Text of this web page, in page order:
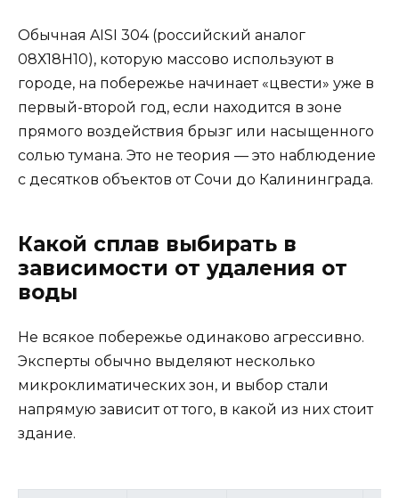
Обычная AISI 304 (российский аналог
08Х18Н10), которую массово используют в
городе, на побережье начинает «цвести» уже в
первый-второй год, если находится в зоне
прямого воздействия брызг или насыщенного
солью тумана. Это не теория — это наблюдение
с десятков объектов от Сочи до Калининграда.
Какой сплав выбирать в
зависимости от удаления от
воды
Не всякое побережье одинаково агрессивно.
Эксперты обычно выделяют несколько
микроклиматических зон, и выбор стали
напрямую зависит от того, в какой из них стоит
здание.